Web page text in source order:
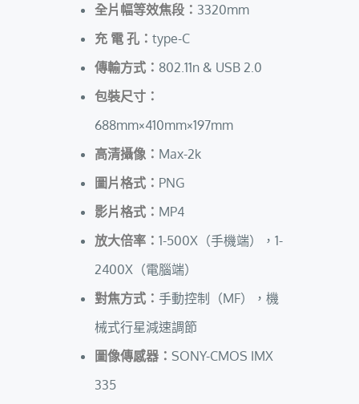
全片幅等效焦段： 3320mm
充 電 孔： type-C
傳輸方式： 802.11n & USB 2.0
包裝尺寸：
688mm×410mm×197mm
高清攝像： Max-2k
圖片格式： PNG
影片格式： MP4
放大倍率： 1-500X（手機端），1-
2400X（電腦端）
對焦方式： 手動控制（MF），機
械式行星減速調節
圖像傳感器： SONY-CMOS IMX
335